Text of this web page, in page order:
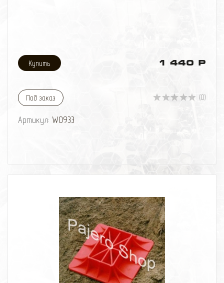
1 440 Р
Под заказ (0)
Артикул: W0933